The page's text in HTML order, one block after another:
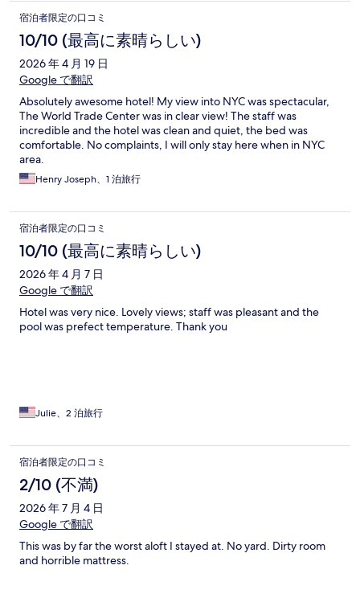
宿泊者限定の口コミ
10/10 (最高に素晴らしい)
2026 年 4 月 19 日
Google で翻訳
Absolutely awesome hotel! My view into NYC was spectacular,
The World Trade Center was in clear view! The staff was
incredible and the hotel was clean and quiet, the bed was
comfortable. No complaints, I will only stay here when in NYC
area.
Henry Joseph、1 泊旅行
宿泊者限定の口コミ
10/10 (最高に素晴らしい)
2026 年 4 月 7 日
Google で翻訳
Hotel was very nice. Lovely views; staff was pleasant and the
pool was prefect temperature. Thank you
Julie、2 泊旅行
宿泊者限定の口コミ
2/10 (不満)
2026 年 7 月 4 日
Google で翻訳
This was by far the worst aloft I stayed at. No yard. Dirty room
and horrible mattress.